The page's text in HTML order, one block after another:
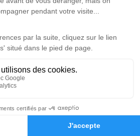
Hommages
de mémoire, pour qu’ils puissent
et tout l’amour qu’elle a semé
souhaitent faire un don en hommage
mis en place une cagnotte destinée
avec tant de bienveillance :
fr/c/collecte-en-hommage-a-